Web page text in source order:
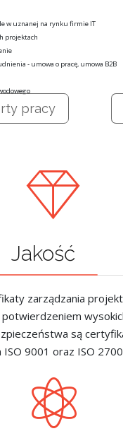
w uznanej na rynku firmie IT
projektach
- umowa o pracę, umowa B2B
pracy
Jakość
zarządzania
potwierdzeniem
są
ISO 9001 oraz ISO